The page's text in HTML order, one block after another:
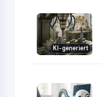
KI-generiert